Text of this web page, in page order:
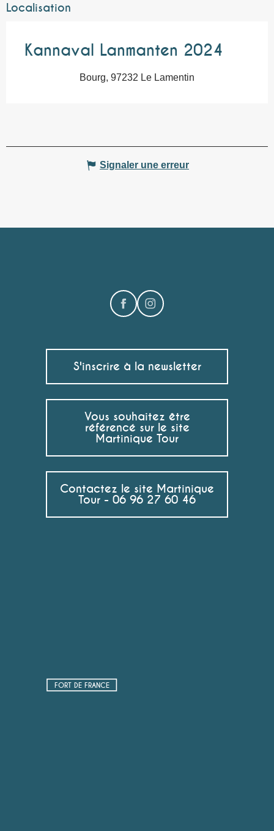
Localisation
Kannaval Lanmanten 2024
Bourg, 97232 Le Lamentin
Signaler une erreur
S'inscrire à la newsletter
Vous souhaitez être
référencé sur le site
Martinique Tour
Contactez le site Martinique
Tour - 06 96 27 60 46
FORT DE FRANCE